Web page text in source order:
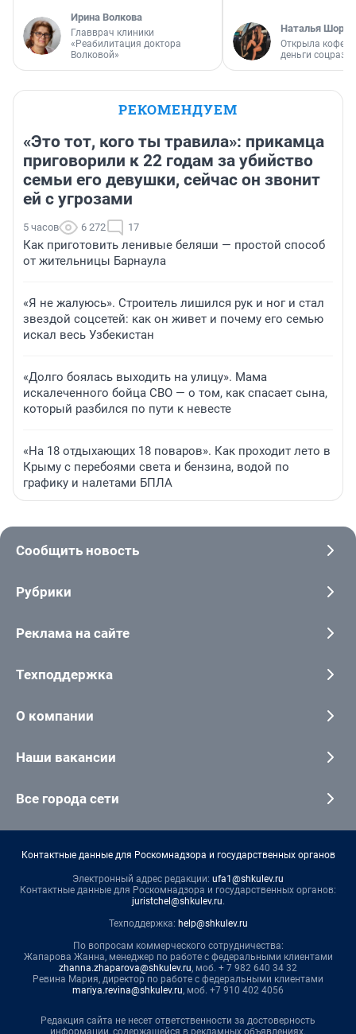
Ирина Волкова
Главврач клиники
«Реабилитация доктора
Волковой»
Наталья
Открыла
деньги
РЕКОМЕНДУЕМ
«Это тот, кого ты травила»: прикамца
приговорили к 22 годам за убийство
семьи его девушки, сейчас он звонит
ей с угрозами
5 часов 6 272 17
Как приготовить ленивые беляши — простой способ
от жительницы Барнаула
«Я не жалуюсь». Строитель лишился рук и ног и стал
звездой соцсетей: как он живет и почему его семью
искал весь Узбекистан
«Долго боялась выходить на улицу». Мама
искалеченного бойца СВО — о том, как спасает сына,
который разбился по пути к невесте
«На 18 отдыхающих 18 поваров». Как проходит лето в
Крыму с перебоями света и бензина, водой по
графику и налетами БПЛА
Сообщить новость
Рубрики
Реклама на сайте
Техподдержка
О компании
Наши вакансии
Все города сети
Контактные данные для Роскомнадзора и государственных органов
Электронный адрес редакции: ufa1@shkulev.ru
Контактные данные для Роскомнадзора и государственных органов:
juristchel@shkulev.ru.
Техподдержка: help@shkulev.ru
По вопросам коммерческого сотрудничества:
Жапарова Жанна, менеджер по работе с федеральными клиентами
zhanna.zhaparova@shkulev.ru, моб. + 7 982 640 34 32
Ревина Мария, директор по работе с федеральными клиентами
mariya.revina@shkulev.ru, моб. +7 910 402 4056
Редакция сайта не несет ответственности за достоверность